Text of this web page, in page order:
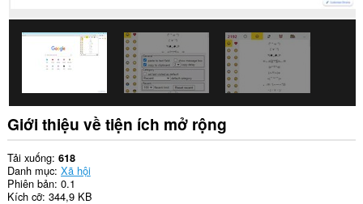
Giới thiệu về tiện ích mở rộng
Tải xuống 618
Danh mục Xã hội
Phiên bản 0.1
Kích cỡ 344,9 KB